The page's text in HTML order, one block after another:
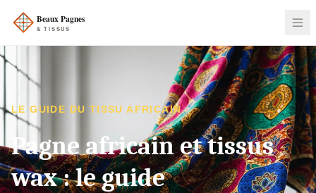
LE GUIDE DU TISSU AFRICAIN
Pagne africain et tissus
wax : le guide